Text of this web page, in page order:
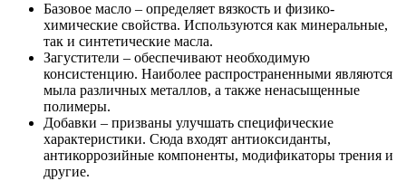
Базовое масло – определяет вязкость и физико-
химические свойства. Используются как минеральные,
так и синтетические масла.
Загустители – обеспечивают необходимую
консистенцию. Наиболее распространенными являются
мыла различных металлов, а также ненасыщенные
полимеры.
Добавки – призваны улучшать специфические
характеристики. Сюда входят антиоксиданты,
антикоррозийные компоненты, модификаторы трения и
другие.